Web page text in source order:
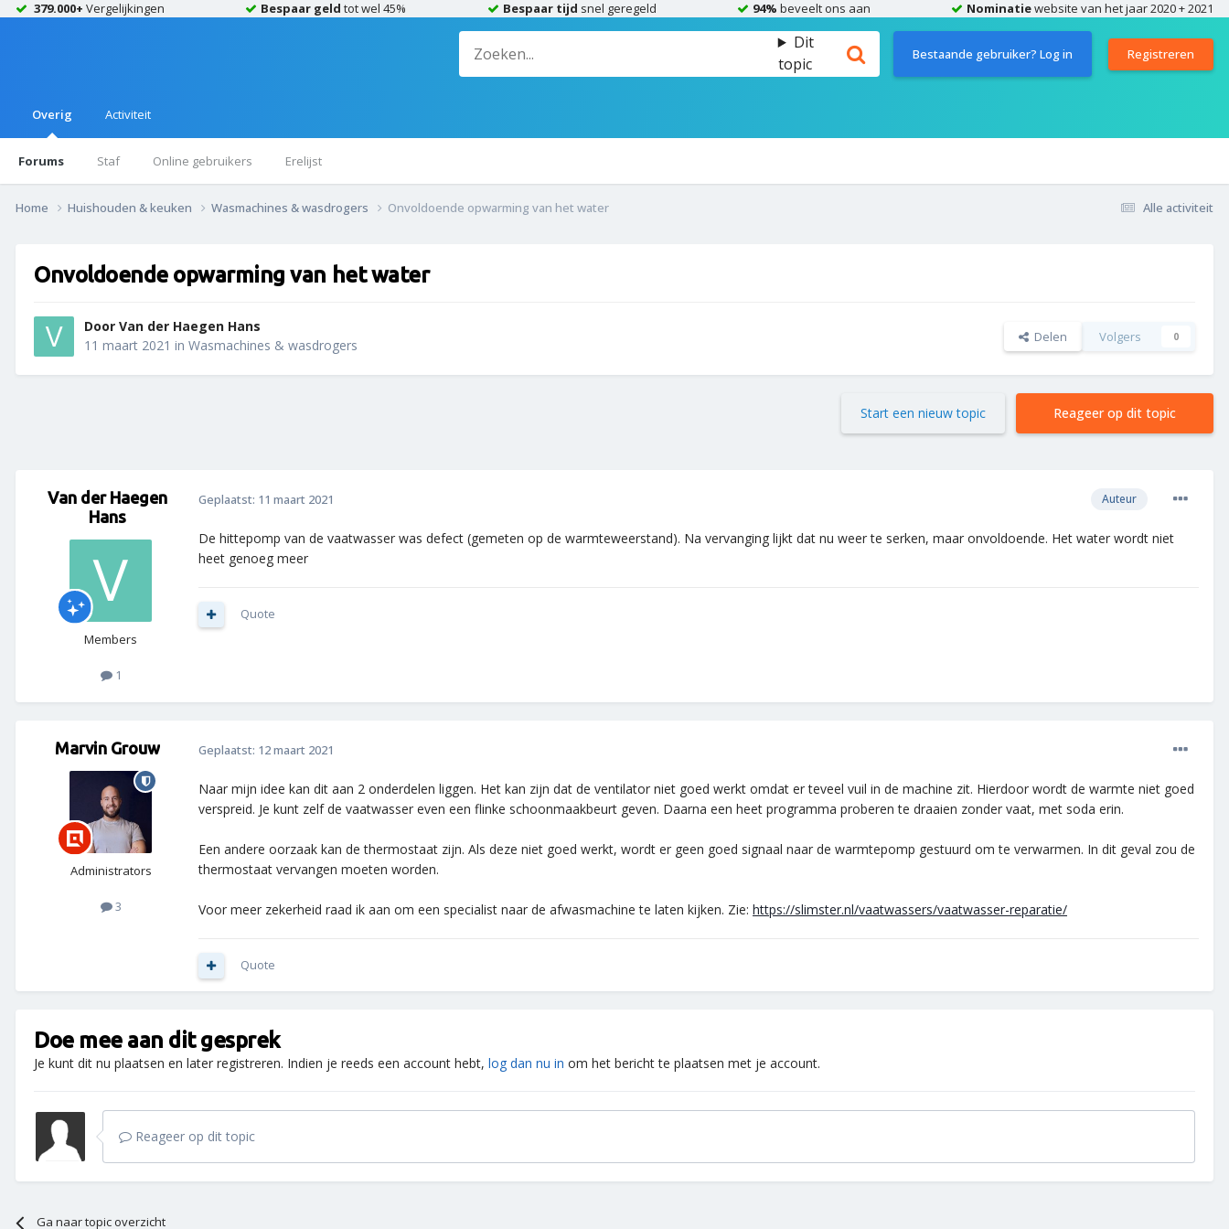
379.000+ Vergelijkingen Bespaar geld tot wel 45% Bespaar tijd snel geregeld 94% beveelt ons aan Nominatiewebsite van het jaar 2020 + 2021
Dit
topic
Bestaande gebruiker? Log in Registreren
Overig
Forums Staf Online gebruikers Erelijst
Activiteit
Alle activiteit
Home Huishouden & keuken Wasmachines & wasdrogers Onvoldoende opwarming van het water
Onvoldoende opwarming van het water
Door Van der Haegen Hans
11 maart 2021 in Wasmachines & wasdrogers Delen Volgers 0
Reageer op dit topic
Start een nieuw topic
Van der Haegen
Hans
Members
1
Auteur
Geplaatst: 11 maart 2021
De hittepomp van de vaatwasser was defect (gemeten op de warmteweerstand). Na vervanging lijkt dat nu weer te serken, maar onvoldoende. Het water wordt niet
heet genoeg meer
Quote
Marvin Grouw
Administrators
3
Geplaatst: 12 maart 2021
Naar mijn idee kan dit aan 2 onderdelen liggen. Het kan zijn dat de ventilator niet goed werkt omdat er teveel vuil in de machine zit. Hierdoor wordt de warmte niet goed
verspreid. Je kunt zelf de vaatwasser even een flinke schoonmaakbeurt geven. Daarna een heet programma proberen te draaien zonder vaat, met soda erin.
Een andere oorzaak kan de thermostaat zijn. Als deze niet goed werkt, wordt er geen goed signaal naar de warmtepomp gestuurd om te verwarmen. In dit geval zou de
thermostaat vervangen moeten worden.
Voor meer zekerheid raad ik aan om een specialist naar de afwasmachine te laten kijken. Zie: https://slimster.nl/vaatwassers/vaatwasser-reparatie/
Quote
Doe mee aan dit gesprek
Je kunt dit nu plaatsen en later registreren. Indien je reeds een account hebt, log dan nu in om het bericht te plaatsen met je account.
Reageer op dit topic
Ga naar topic overzicht